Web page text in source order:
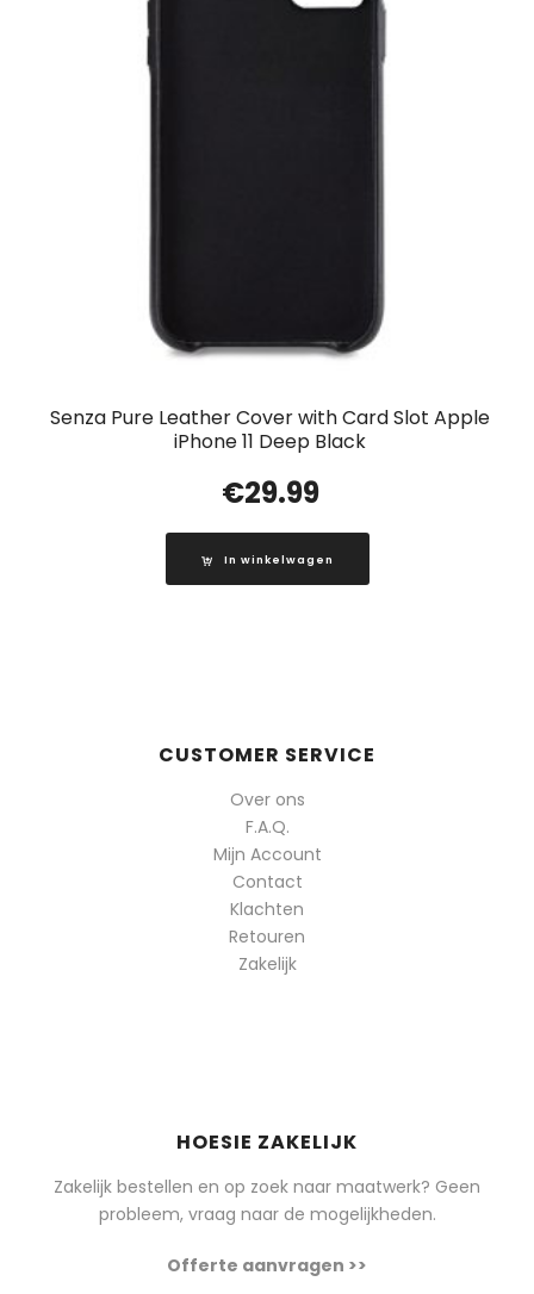
Senza Pure Leather Cover with Card Slot Apple
iPhone 11 Deep Black
€29.99
In winkelwagen
CUSTOMER SERVICE
Over ons
F.A.Q.
Mijn Account
Contact
Klachten
Retouren
Zakelijk
HOESIE ZAKELIJK
Zakelijk bestellen en op zoek naar maatwerk? Geen
probleem, vraag naar de mogelijkheden.
Offerte aanvragen >>